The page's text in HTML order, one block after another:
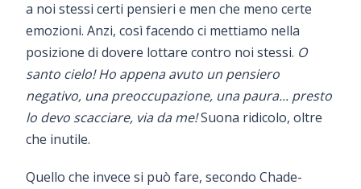
a noi stessi certi pensieri e men che meno certe
emozioni. Anzi, così facendo ci mettiamo nella
posizione di dovere lottare contro noi stessi. O
santo cielo! Ho appena avuto un pensiero
negativo, una preoccupazione, una paura... presto
lo devo scacciare, via da me!Suona ridicolo, oltre
che inutile.
Quello che invece si può fare, secondo Chade-